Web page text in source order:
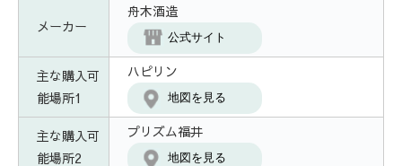
メーカー
舟木酒造
公式サイト
主な購入可
能場所1
ハピリン
地図を見る
主な購入可
能場所2
プリズム福井
地図を見る